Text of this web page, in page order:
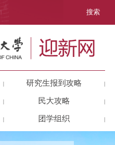
搜索
| 研究生报到攻略 |
| 民大攻略 |
| 团学组织 |